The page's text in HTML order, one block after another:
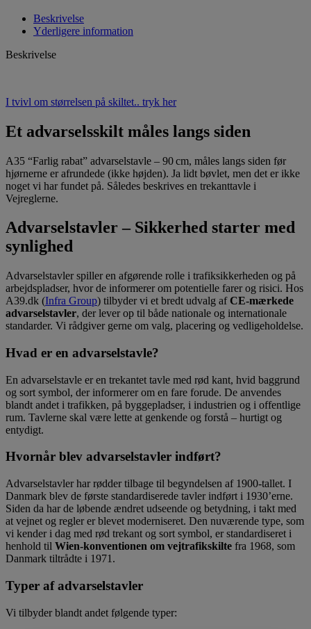
Beskrivelse
Yderligere information
Beskrivelse
I tvivl om størrelsen på skiltet.. tryk her
Et advarselsskilt måles langs siden
A35 “Farlig rabat” advarselstavle – 90 cm, måles langs siden før
hjørnerne er afrundede (ikke højden). Ja lidt bøvlet, men det er ikke
noget vi har fundet på. Således beskrives en trekanttavle i
Vejreglerne.
Advarselstavler – Sikkerhed starter med
synlighed
Advarselstavler spiller en afgørende rolle i trafiksikkerheden og på
arbejdspladser, hvor de informerer om potentielle farer og risici. Hos
A39.dk (Infra Group) tilbyder vi et bredt udvalg afCE-mærkede
advarselstavler, der lever op til både nationale og internationale
standarder. Vi rådgiver gerne om valg, placering og vedligeholdelse.
Hvad er en advarselstavle?
En advarselstavle er en trekantet tavle med rød kant, hvid baggrund
og sort symbol, der informerer om en fare forude. De anvendes
blandt andet i trafikken, på byggepladser, i industrien og i offentlige
rum. Tavlerne skal være lette at genkende og forstå – hurtigt og
entydigt.
Hvornår blev advarselstavler indført?
Advarselstavler har rødder tilbage til begyndelsen af 1900-tallet. I
Danmark blev de første standardiserede tavler indført i 1930’erne.
Siden da har de løbende ændret udseende og betydning, i takt med
at vejnet og regler er blevet moderniseret. Den nuværende type, som
vi kender i dag med rød trekant og sort symbol, er standardiseret i
henhold til Wien-konventionen om vejtrafikskilte fra 1968, som
Danmark tiltrådte i 1971.
Typer af advarselstavler
Vi tilbyder blandt andet følgende typer: